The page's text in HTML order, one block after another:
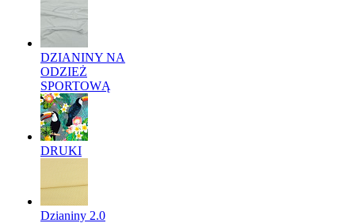
DZIANINY NA
ODZIEŻ
SPORTOWĄ
DRUKI
Dzianiny 2.0